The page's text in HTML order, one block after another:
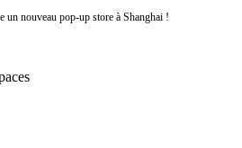
nouveau pop-up store à Shanghai !